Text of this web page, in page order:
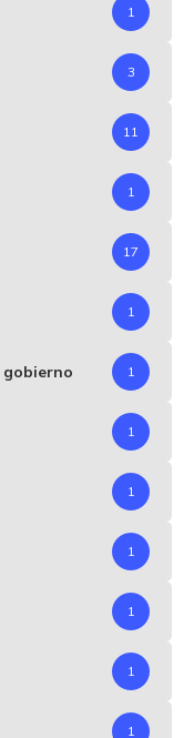
1
3
11
1
17
1
1
1
1
1
1
1
1